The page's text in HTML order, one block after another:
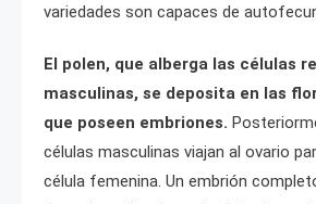
variedades son capaces de
El polen, que alberga las células
masculinas, se deposita en las
que poseen embriones.
células masculinas viajan al ovario
célula femenina. Un embrión